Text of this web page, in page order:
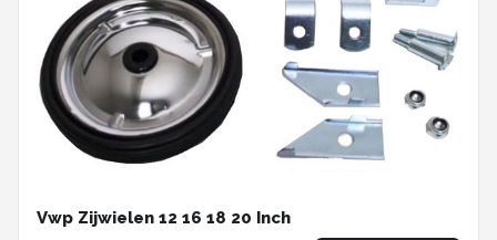
Vwp Zijwielen 12 16 18 20 Inch